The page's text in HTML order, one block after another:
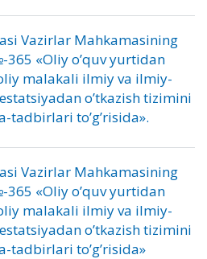
Vazirlar Mahkamasining
«Oliy o’quv yurtidan
malakali ilmiy va ilmiy-
o’tkazish tizimini
to’g’risida».
Vazirlar Mahkamasining
«Oliy o’quv yurtidan
malakali ilmiy va ilmiy-
o’tkazish tizimini
tadbirlari to’g’risida»